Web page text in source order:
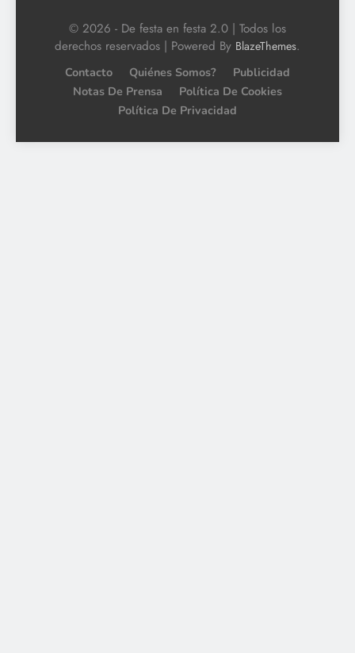
© 2026 - De festa en festa 2.0 | Todos los
derechos reservados | Powered By BlazeThemes.
Contacto Quiénes Somos?
Publicidad
Notas De Prensa
Política De Cookies
Política De Privacidad